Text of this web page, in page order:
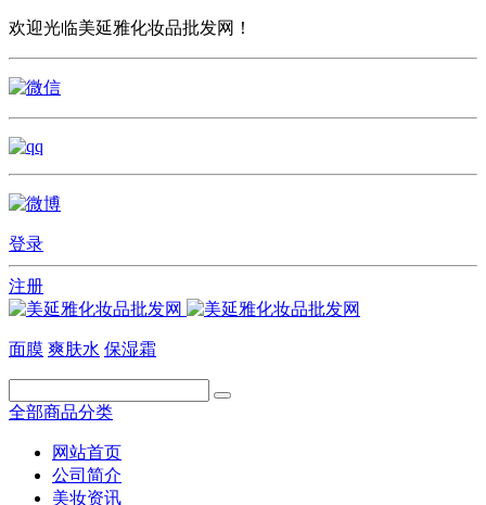
欢迎光临美延雅化妆品批发网！
登录
注册
面膜 爽肤水 保湿霜
全部商品分类
网站首页
公司简介
美妆资讯